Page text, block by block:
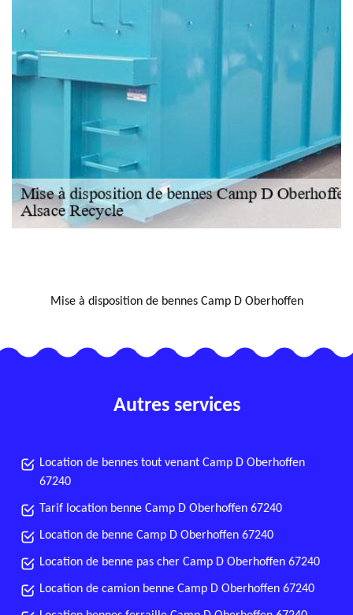
Mise à disposition de bennes Camp D Oberhoffen
Autres services
Location de bennes tout venant Camp D Oberhoffen
67240
Tarif location benne Camp D Oberhoffen 67240
Location de benne Camp D Oberhoffen 67240
Location de benne pas cher Camp D Oberhoffen 67240
Location de camion benne Camp D Oberhoffen 67240